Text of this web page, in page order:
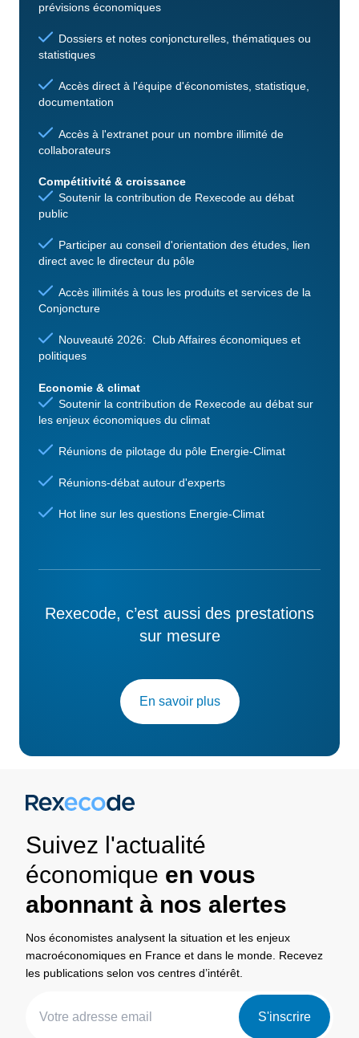
prévisions économiques
Dossiers et notes conjoncturelles, thématiques ou
statistiques
Accès direct à l'équipe d'économistes, statistique,
documentation
Accès à l'extranet pour un nombre illimité de
collaborateurs
Compétitivité & croissance
Soutenir la contribution de Rexecode au débat
public
Participer au conseil d'orientation des études, lien
direct avec le directeur du pôle
Accès illimités à tous les produits et services de la
Conjoncture
Nouveauté 2026: Club Affaires économiques et
politiques
Economie & climat
Soutenir la contribution de Rexecode au débat sur
les enjeux économiques du climat
Réunions de pilotage du pôle Energie-Climat
Réunions-débat autour d'experts
Hot line sur les questions Energie-Climat
Rexecode, c’est aussi des prestations
sur mesure
En savoir plus
Suivez l'actualité
économique en vous
abonnant à nos alertes
Nos économistes analysent la situation et les enjeux
macroéconomiques en France et dans le monde. Recevez
les publications selon vos centres d’intérêt.
S'inscrire